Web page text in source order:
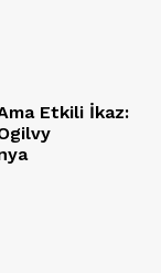
Etkili İkaz: